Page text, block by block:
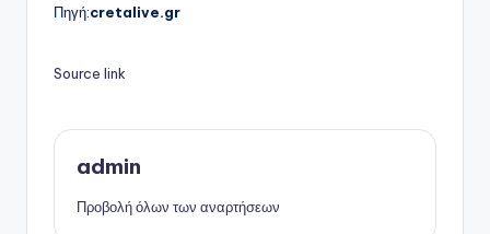
Πηγή:cretalive.gr
Source link
admin
Προβολή όλων των αναρτήσεων